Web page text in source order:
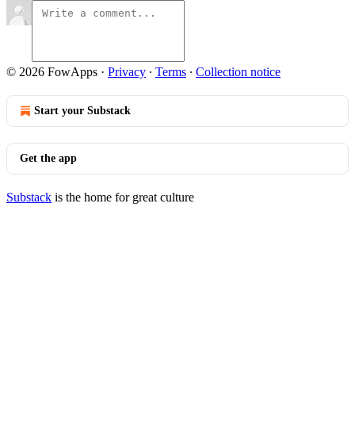
© 2026 FowApps · Privacy ∙ Terms ∙ Collection notice
Start your Substack
Get the app
Substack is the home for great culture